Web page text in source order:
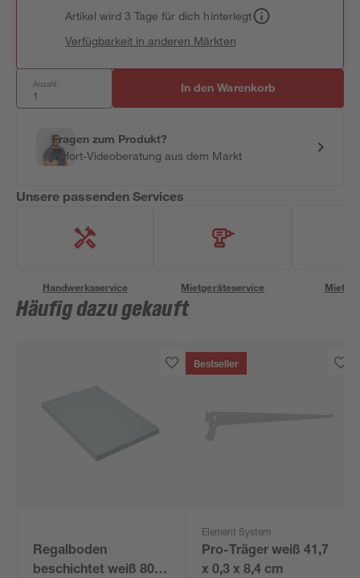
Artikel wird 3 Tage für dich hinterlegt
Verfügbarkeit in anderen Märkten
Anzahl: In den Warenkorb
Fragen zum Produkt?
Sofort-Videoberatung aus dem Markt
Unsere passenden Services
Handwerksservice Mietgeräteservice
Häufig dazu gekauft
Regalboden
beschichtet weiß 800
Bestseller
Element System
Pro-Träger weiß 41,7
x 0,3 x 8,4 cm